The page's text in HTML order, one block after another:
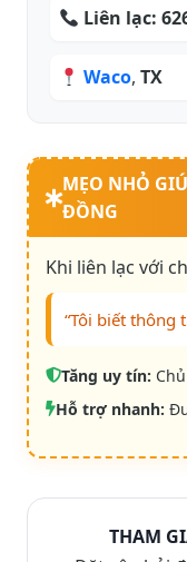
Liên lạc:
Waco,TX
MẸO NHỎ
ĐỒNG
Khi liên lạc với
“Tôi biết thông
Tăng uy tín:
Hỗ trợ nhanh:
THAM